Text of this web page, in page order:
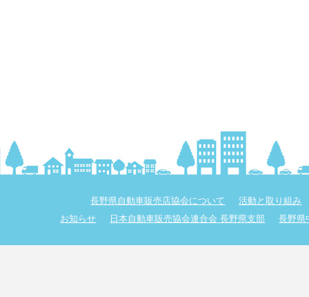
長野県自動車販売店協会について
活動と取り組み
お知らせ
日本自動車販売協会連合会 長野県支部 長野県